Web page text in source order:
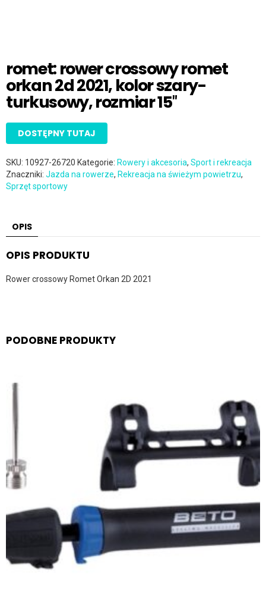
romet: rower crossowy romet
orkan 2d 2021, kolor szary-
turkusowy, rozmiar 15″
DOSTĘPNY TUTAJ
SKU: 10927-26720 Kategorie: Rowery i akcesoria, Sport i rekreacja
Znaczniki: Jazda na rowerze, Rekreacja na świeżym powietrzu,
Sprzęt sportowy
OPIS
OPIS PRODUKTU
Rower crossowy Romet Orkan 2D 2021
PODOBNE PRODUKTY